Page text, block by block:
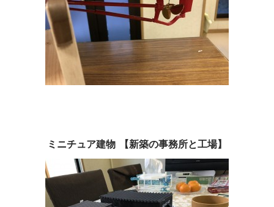
ミニチュア建物 【新築の事務所と工場】